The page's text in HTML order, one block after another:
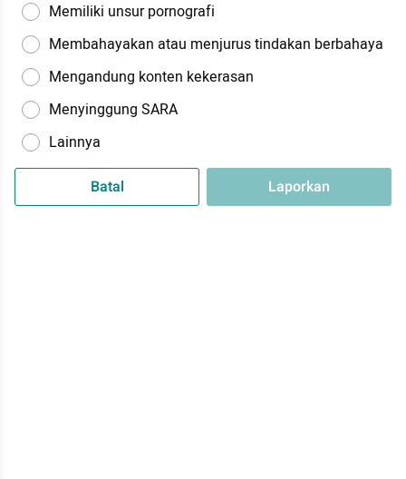
Memiliki unsur pornografi
Membahayakan atau menjurus tindakan berbahaya
Mengandung konten kekerasan
Menyinggung SARA
Lainnya
Batal Laporkan